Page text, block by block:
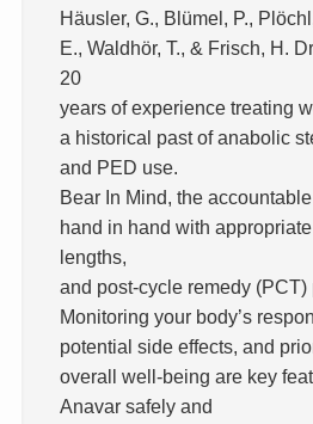
Häusler, G., Blümel, P.,
E., Waldhör, T., & Frisch, H.
20
years of experience treating
a historical past of anabolic
and PED use.
Bear In Mind, the
hand in hand with
lengths,
and post-cycle remedy (PCT)
Monitoring your body’s
potential side effects, and
overall well-being are key
Anavar safely and